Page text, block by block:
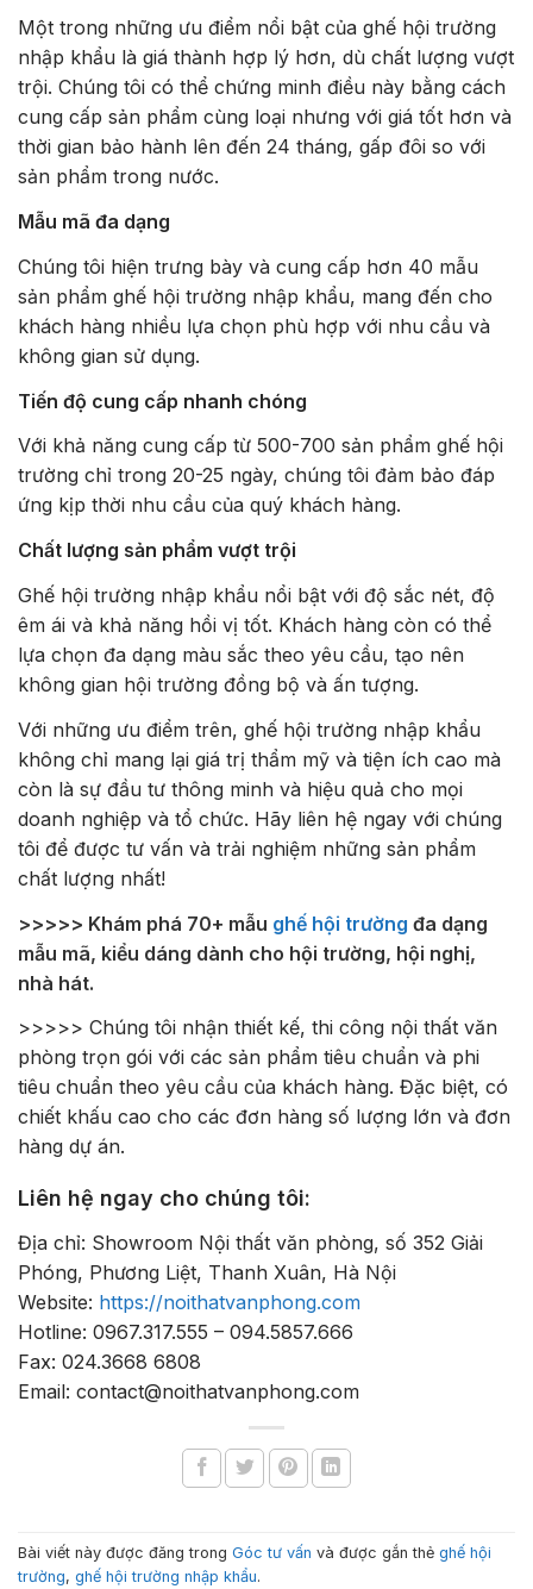
Một trong những ưu điểm nổi bật của ghế hội trường
nhập khẩu là giá thành hợp lý hơn, dù chất lượng vượt
trội. Chúng tôi có thể chứng minh điều này bằng cách
cung cấp sản phẩm cùng loại nhưng với giá tốt hơn và
thời gian bảo hành lên đến 24 tháng, gấp đôi so với
sản phẩm trong nước.
Mẫu mã đa dạng
Chúng tôi hiện trưng bày và cung cấp hơn 40 mẫu
sản phẩm ghế hội trường nhập khẩu, mang đến cho
khách hàng nhiều lựa chọn phù hợp với nhu cầu và
không gian sử dụng.
Tiến độ cung cấp nhanh chóng
Với khả năng cung cấp từ 500-700 sản phẩm ghế hội
trường chỉ trong 20-25 ngày, chúng tôi đảm bảo đáp
ứng kịp thời nhu cầu của quý khách hàng.
Chất lượng sản phẩm vượt trội
Ghế hội trường nhập khẩu nổi bật với độ sắc nét, độ
êm ái và khả năng hồi vị tốt. Khách hàng còn có thể
lựa chọn đa dạng màu sắc theo yêu cầu, tạo nên
không gian hội trường đồng bộ và ấn tượng.
Với những ưu điểm trên, ghế hội trường nhập khẩu
không chỉ mang lại giá trị thẩm mỹ và tiện ích cao mà
còn là sự đầu tư thông minh và hiệu quả cho mọi
doanh nghiệp và tổ chức. Hãy liên hệ ngay với chúng
tôi để được tư vấn và trải nghiệm những sản phẩm
chất lượng nhất!
>>>>> Khám phá 70+ mẫu ghế hội trường đa dạng
mẫu mã, kiểu dáng dành cho hội trường, hội nghị,
nhà hát.
>>>>> Chúng tôi nhận thiết kế, thi công nội thất văn
phòng trọn gói với các sản phẩm tiêu chuẩn và phi
tiêu chuẩn theo yêu cầu của khách hàng. Đặc biệt, có
chiết khấu cao cho các đơn hàng số lượng lớn và đơn
hàng dự án.
Liên hệ ngay cho chúng tôi:
Địa chỉ: Showroom Nội thất văn phòng, số 352 Giải
Phóng, Phương Liệt, Thanh Xuân, Hà Nội
Website: https://noithatvanphong.com
Hotline: 0967.317.555 – 094.5857.666
Fax: 024.3668 6808
Email: contact@noithatvanphong.com
Bài viết này được đăng trong Góc tư vấn và được gắn thẻ ghế hội
trường, ghế hội trường nhập khẩu.